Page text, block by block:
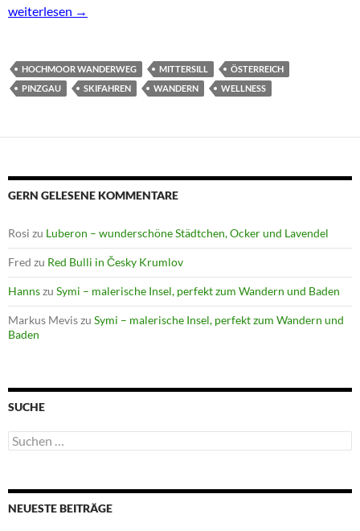
Hochmoor Wanderweg oberhalb Mittersill
weiterlesen →
HOCHMOOR WANDERWEG MITTERSILL
ÖSTERREICH
PINZGAU
SKIFAHREN WANDERN WELLNESS
GERN GELESENE KOMMENTARE
Rosi zu Luberon – wunderschöne Städtchen, Ocker und Lavendel
Fred zu Red Bulli in Česky Krumlov
Hannszu Symi – malerische Insel, perfekt zum Wandern und Baden
Markus Meviszu Symi – malerische Insel, perfekt zum Wandern und
Baden
SUCHE
Suchen
nach:
NEUESTE BEITRÄGE